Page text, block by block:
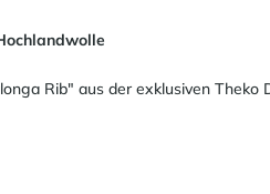
Rib" aus der exklusiven